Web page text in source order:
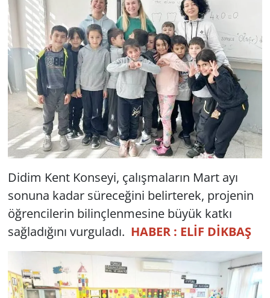
Didim Kent Konseyi, çalışmaların Mart ayı
sonuna kadar süreceğini belirterek, projenin
öğrencilerin bilinçlenmesine büyük katkı
sağladığını vurguladı. HABER : ELİF DİKBAŞ